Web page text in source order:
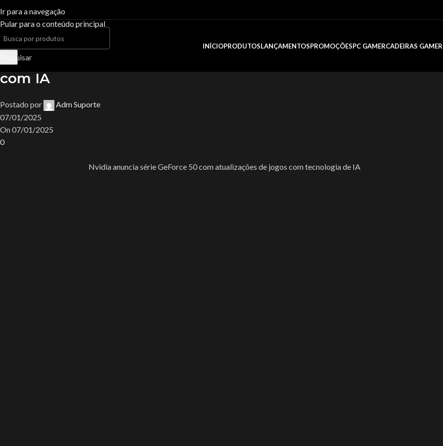
Ir para a navegação
Pular para o conteúdo principal
INÍCIOPRODUTOSLANÇAMENTOSPROMOÇÕESPC GAMERCADEIRAS GAMER
Blog
Uncategorized
Uncategorized
Nvidia anuncia série GeForce 50 com atualizações de jogos
com IA
Postado por
Adm Suporte
07/01/2025
On 07/01/2025
0
Nvidia anuncia série GeForce 50 com atualizações de jogos com tecnologia de IA